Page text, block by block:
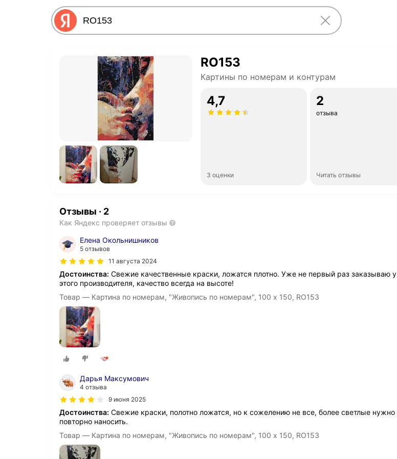
RO153
Картины по номерам и контурам
4,7
3 оценки
2
отзыва
Читать отзывы
Отзывы · 2
Как Яндекс проверяет отзывы
Елена Окольнишников
5 отзывов
11 августа 2024
Достоинства: Свежие качественные краски, ложатся плотно. Уже не первый раз заказываю у
этого производителя, качество всегда на высоте!
Товар — Картина по номерам, "Живопись по номерам", 100 x 150, RO153
Дарья Максумович
4 отзыва
9 июня 2025
Достоинства: Свежие краски, полотно ложатся, но к сожелению не все, более светлые нужно
повторно наносить.
Товар — Картина по номерам, "Живопись по номерам", 100 x 150, RO153